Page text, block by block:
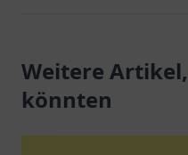
Weitere
könnten